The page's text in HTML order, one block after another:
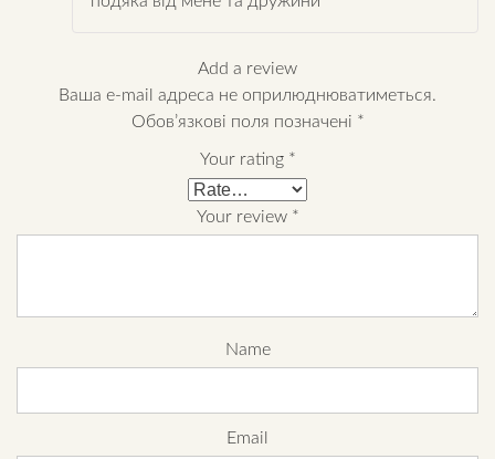
Add a review
Ваша e-mail адреса не оприлюднюватиметься.
Обов’язкові поля позначені *
Your rating *
Your review *
Name
Email